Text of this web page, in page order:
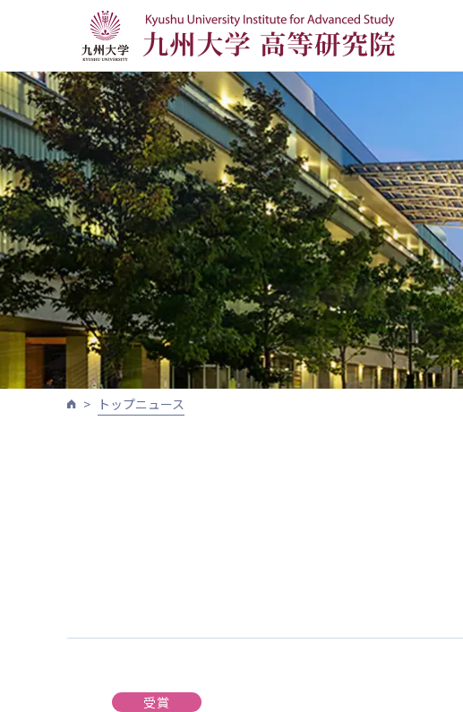
トップニュース
受賞